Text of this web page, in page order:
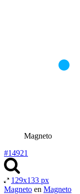
Magneto
#14921
129x133 px
Magneto en Magneto